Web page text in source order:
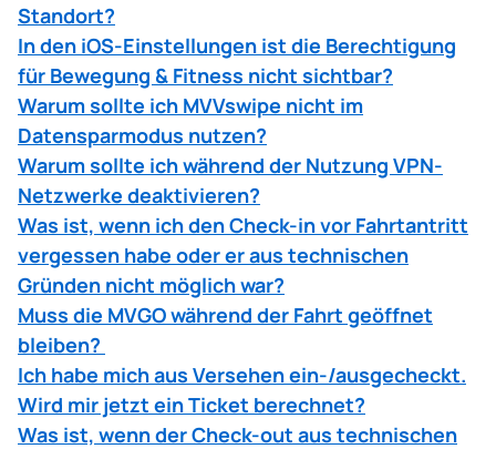
Standort?
In den iOS-Einstellungen ist die Berechtigung
für Bewegung & Fitness nicht sichtbar?
Warum sollte ich MVVswipe nicht im
Datensparmodus nutzen?
Warum sollte ich während der Nutzung VPN-
Netzwerke deaktivieren?
Was ist, wenn ich den Check-in vor Fahrtantritt
vergessen habe oder er aus technischen
Gründen nicht möglich war?
Muss die MVGO während der Fahrt geöffnet
bleiben?
Ich habe mich aus Versehen ein-/ausgecheckt.
Wird mir jetzt ein Ticket berechnet?
Was ist, wenn der Check-out aus technischen